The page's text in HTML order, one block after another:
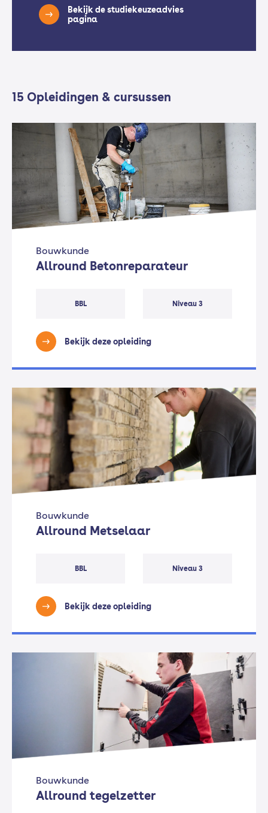
Bekijk de studiekeuzeadvies
pagina
15 Opleidingen & cursussen
Bouwkunde
Allround Betonreparateur
BBL Niveau 3
Bekijk deze opleiding
Bouwkunde
Allround Metselaar
BBL Niveau 3
Bekijk deze opleiding
Bouwkunde
Allround tegelzetter